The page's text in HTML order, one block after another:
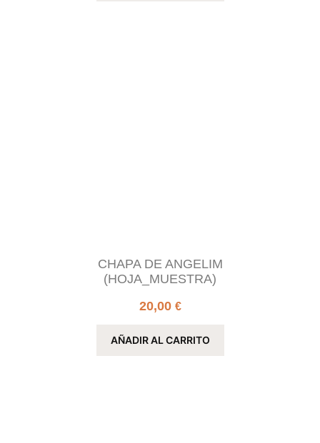
CHAPA DE ANGELIM
(HOJA_MUESTRA)
20,00 €
AÑADIR AL CARRITO